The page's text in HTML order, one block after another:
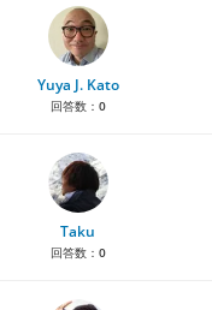
Yuya J. Kato
回答数： 0
Taku
回答数： 0